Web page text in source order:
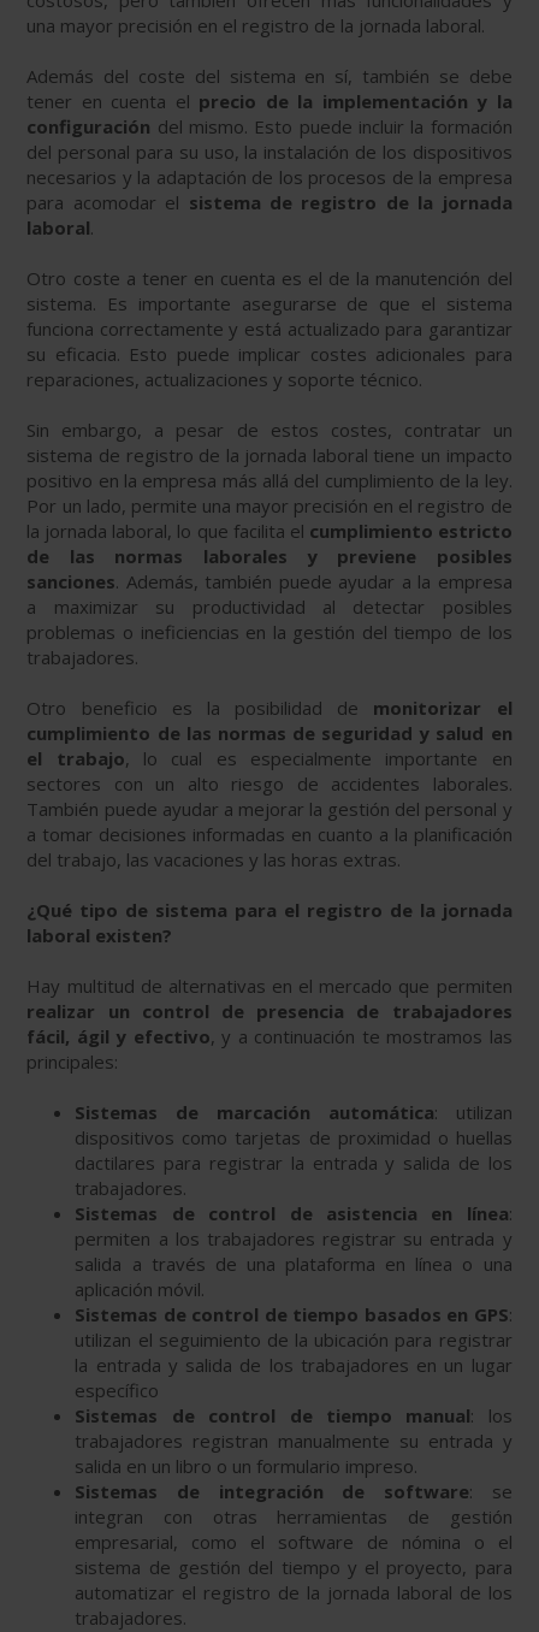
una mayor precisión en el registro de la jornada laboral.
Además del coste del sistema en sí, también se debe
tener en cuenta el precio de la implementación y la
configuración del mismo. Esto puede incluir la formación
del personal para su uso, la instalación de los dispositivos
necesarios y la adaptación de los procesos de la empresa
para acomodar el sistema de registro de la jornada
laboral.
Otro coste a tener en cuenta es el de la manutención del
sistema. Es importante asegurarse de que el sistema
funciona correctamente y está actualizado para garantizar
su eficacia. Esto puede implicar costes adicionales para
reparaciones, actualizaciones y soporte técnico.
Sin embargo, a pesar de estos costes, contratar un
sistema de registro de la jornada laboral tiene un impacto
positivo en la empresa más allá del cumplimiento de la ley.
Por un lado, permite una mayor precisión en el registro de
la jornada laboral, lo que facilita el cumplimiento estricto
de las normas laborales y previene posibles
sanciones. Además, también puede ayudar a la empresa
a maximizar su productividad al detectar posibles
problemas o ineficiencias en la gestión del tiempo de los
trabajadores.
Otro beneficio es la posibilidad de monitorizar el
cumplimiento de las normas de seguridad y salud en
el trabajo, lo cual es especialmente importante en
sectores con un alto riesgo de accidentes laborales.
También puede ayudar a mejorar la gestión del personal y
a tomar decisiones informadas en cuanto a la planificación
del trabajo, las vacaciones y las horas extras.
¿Qué tipo de sistema para el registro de la jornada
laboral existen?
Hay multitud de alternativas en el mercado que permiten
realizar un control de presencia de trabajadores
fácil, ágil y efectivo, y a continuación te mostramos las
principales:
Sistemas de marcación automática: utilizan
dispositivos como tarjetas de proximidad o huellas
dactilares para registrar la entrada y salida de los
trabajadores.
Sistemas de control de asistencia en línea:
permiten a los trabajadores registrar su entrada y
salida a través de una plataforma en línea o una
aplicación móvil.
Sistemas de control de tiempo basados en GPS:
utilizan el seguimiento de la ubicación para registrar
la entrada y salida de los trabajadores en un lugar
específico
Sistemas de control de tiempo manual: los
trabajadores registran manualmente su entrada y
salida en un libro o un formulario impreso.
Sistemas de integración de software: se
integran con otras herramientas de gestión
empresarial, como el software de nómina o el
sistema de gestión del tiempo y el proyecto, para
automatizar el registro de la jornada laboral de los
trabajadores.